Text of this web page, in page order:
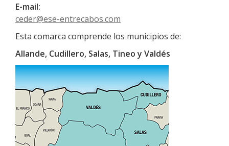
E-mail:
ceder@ese-entrecabos.com
Esta comarca comprende los municipios de:
Allande, Cudillero, Salas, Tineo y Valdés